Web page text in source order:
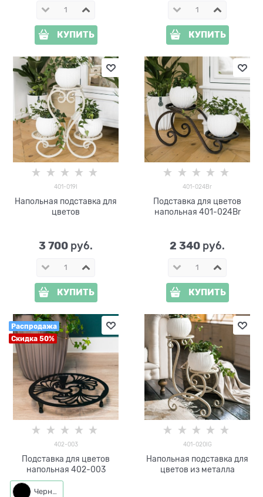
КУПИТЬ КУПИТЬ
401-019I
Напольная подставка для
цветов
3 700 руб.
КУПИТЬ
401-024Br
Подставка для цветов
напольная 401-024Br
2 340 руб.
КУПИТЬ
Распродажа
Скидка 50%
402-003
Подставка для цветов
напольная 402-003
Черный
401-020IG
Напольная подставка для
цветов из металла